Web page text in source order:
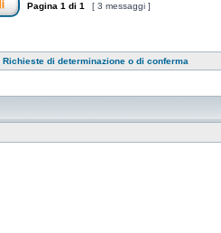
Pagina 1 di 1 [ 3 messaggi ]
Richieste di determinazione o di conferma